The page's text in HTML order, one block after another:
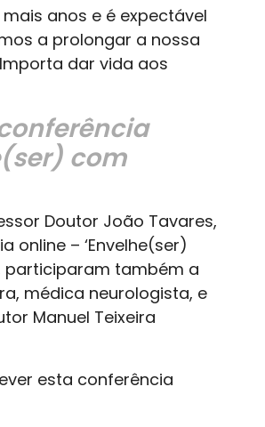
anos e é expectável
a prolongar a nossa
dar vida aos
com
Doutor João Tavares,
online – ‘Envelhe(ser)
participaram também a
médica neurologista, e
Manuel Teixeira
esta conferência